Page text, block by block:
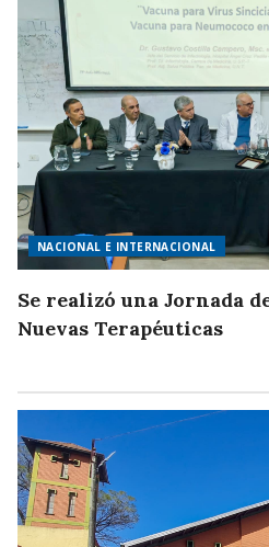
NACIONAL E INTERNACIONAL
Se realizó una Jornada
Nuevas Terapéuticas